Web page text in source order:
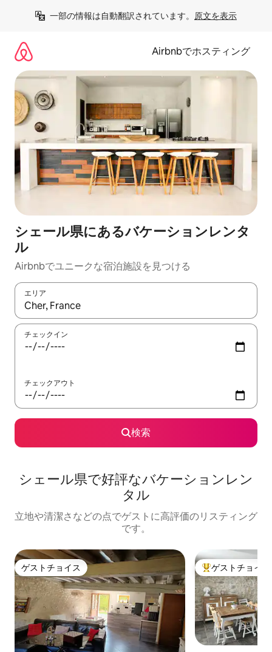
一部の情報は自動翻訳されています。 原文を表示
Airbnbでホスティング
シェール県にあるバケーションレンタ
ル
Airbnbでユニークな宿泊施設を見つける
エリア
検索結果が表示されたら、上下の矢印キーを使って移動するか
チェックイン
チェックアウト
検索
シェール県で好評なバケーションレン
タル
立地や清潔さなどの点でゲストに高評価のリスティング
です。
ゲストチョイス
ゲストチョイス 大好評のゲスト
ゲストチョイス